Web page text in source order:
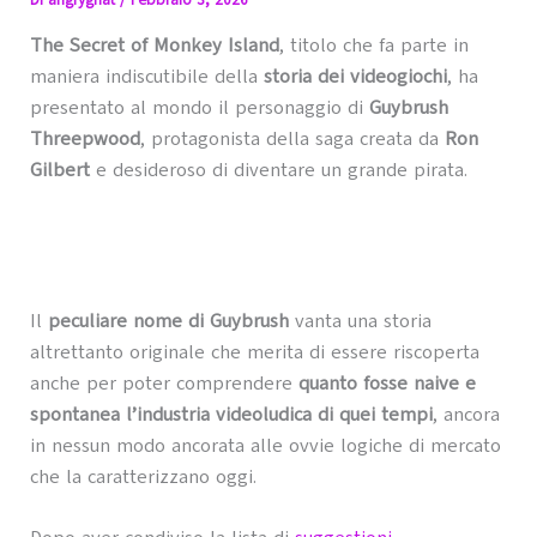
The Secret of Monkey Island, titolo che fa parte in
maniera indiscutibile della storia dei videogiochi, ha
presentato al mondo il personaggio di Guybrush
Threepwood, protagonista della saga creata da Ron
Gilberte desideroso di diventare un grande pirata.
Il peculiare nome di Guybrushvanta una storia
altrettanto originale che merita di essere riscoperta
anche per poter comprendere quanto fosse naive e
spontanea l’industria videoludica di quei tempi, ancora
in nessun modo ancorata alle ovvie logiche di mercato
che la caratterizzano oggi.